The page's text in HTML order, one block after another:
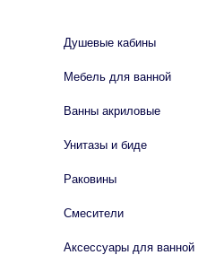
Душевые кабины
Мебель для ванной
Ванны акриловые
Унитазы и биде
Раковины
Смесители
Аксессуары для ванной